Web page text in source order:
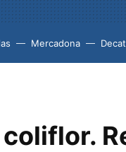
Mercadona